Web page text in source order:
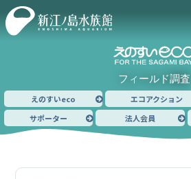
フィールド調査
えのすいeco エコアクション
サポーター
法人会員